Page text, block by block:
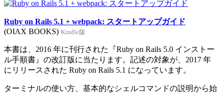
Ruby on Rails 5.1 + webpack: スタートアップガイド
(OIAX BOOKS) Kindle版
本書は、2016 年に刊行された『Ruby on Rails 5.0 インストー
ル手順書』の改訂版に当たります。記述の対象が、2017 年
にリリースされた Ruby on Rails 5.1 になっています。
ターミナルの使い方、基本的なシェルコマンドの説明から始